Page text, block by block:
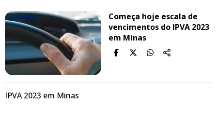
Começa hoje escala de
vencimentos do IPVA 2023
em Minas
IPVA 2023 em Minas